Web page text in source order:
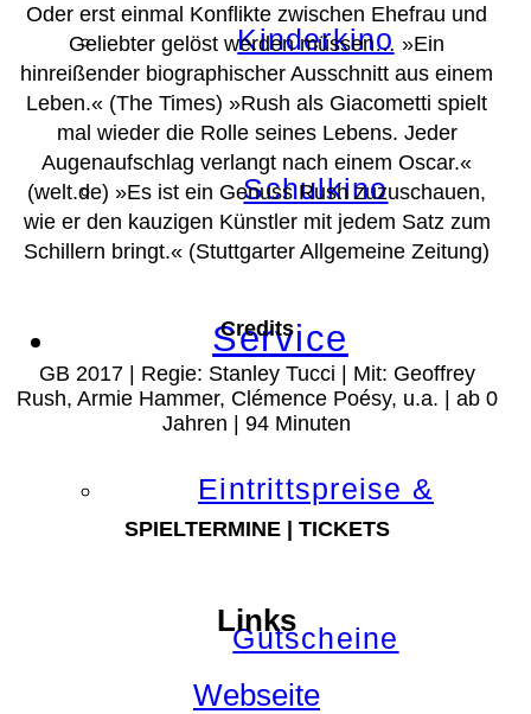
Kinderkino
Schulkino
Service
Eintrittspreise &
Gutscheine
Oder erst einmal Konflikte zwischen Ehefrau und
Geliebter gelöst werden müssen… »Ein
hinreißender biographischer Ausschnitt aus einem
Leben.« (The Times) »Rush als Giacometti spielt
mal wieder die Rolle seines Lebens. Jeder
Augenaufschlag verlangt nach einem Oscar.«
(welt.de) »Es ist ein Genuss Rush zuzuschauen,
wie er den kauzigen Künstler mit jedem Satz zum
Schillern bringt.« (Stuttgarter Allgemeine Zeitung)
Credits
GB 2017 | Regie: Stanley Tucci | Mit: Geoffrey
Rush, Armie Hammer, Clémence Poésy, u.a. | ab 0
Jahren | 94 Minuten
SPIELTERMINE | TICKETS
Links
Webseite